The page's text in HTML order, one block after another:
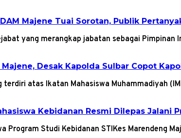
Majene Tuai Sorotan, Publik
yang merangkap jabatan sebagai
Desak Kapolda Sulbar Copot
terdiri atas Ikatan Mahasiswa Muhammadiyah
Kebidanan Resmi Dilepas Jalani
Program Studi Kebidanan STIKes Marendeng